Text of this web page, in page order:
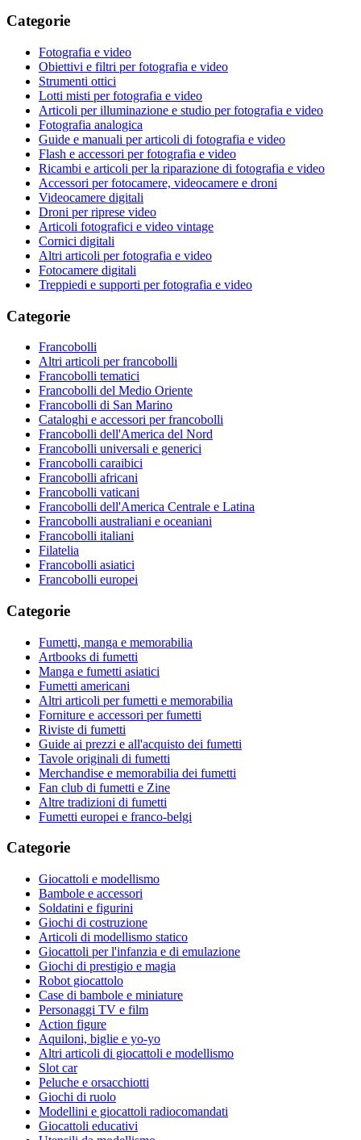
Categorie
Fotografia e video
Obiettivi e filtri per fotografia e video
Strumenti ottici
Lotti misti per fotografia e video
Articoli per illuminazione e studio per fotografia e video
Fotografia analogica
Guide e manuali per articoli di fotografia e video
Flash e accessori per fotografia e video
Ricambi e articoli per la riparazione di fotografia e video
Accessori per fotocamere, videocamere e droni
Videocamere digitali
Droni per riprese video
Articoli fotografici e video vintage
Cornici digitali
Altri articoli per fotografia e video
Fotocamere digitali
Treppiedi e supporti per fotografia e video
Categorie
Francobolli
Altri articoli per francobolli
Francobolli tematici
Francobolli del Medio Oriente
Francobolli di San Marino
Cataloghi e accessori per francobolli
Francobolli dell'America del Nord
Francobolli universali e generici
Francobolli caraibici
Francobolli africani
Francobolli vaticani
Francobolli dell'America Centrale e Latina
Francobolli australiani e oceaniani
Francobolli italiani
Filatelia
Francobolli asiatici
Francobolli europei
Categorie
Fumetti, manga e memorabilia
Artbooks di fumetti
Manga e fumetti asiatici
Fumetti americani
Altri articoli per fumetti e memorabilia
Forniture e accessori per fumetti
Riviste di fumetti
Guide ai prezzi e all'acquisto dei fumetti
Tavole originali di fumetti
Merchandise e memorabilia dei fumetti
Fan club di fumetti e Zine
Altre tradizioni di fumetti
Fumetti europei e franco-belgi
Categorie
Giocattoli e modellismo
Bambole e accessori
Soldatini e figurini
Giochi di costruzione
Articoli di modellismo statico
Giocattoli per l'infanzia e di emulazione
Giochi di prestigio e magia
Robot giocattolo
Case di bambole e miniature
Personaggi TV e film
Action figure
Aquiloni, biglie e yo-yo
Altri articoli di giocattoli e modellismo
Slot car
Peluche e orsacchiotti
Giochi di ruolo
Modellini e giocattoli radiocomandati
Giocattoli educativi